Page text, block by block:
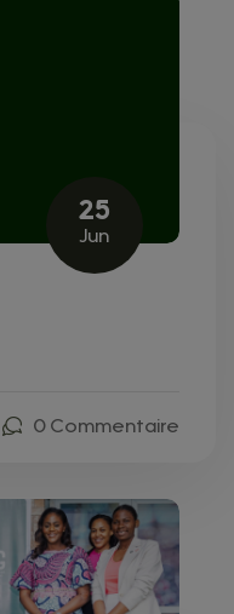
25
Jun
0 Commentaire